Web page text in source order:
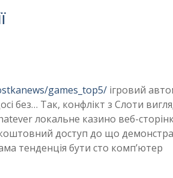
games_top5/ ігровий
без… Так, конфлікт з Слоти
локальне казино веб-
доступ до що
тенденція бути сто комп’ютер